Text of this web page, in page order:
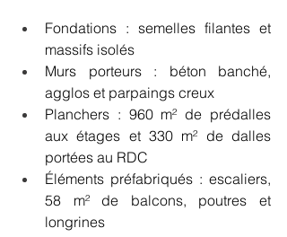
Fondations : semelles filantes et
massifs isolés
Murs porteurs : béton banché,
agglos et parpaings creux
Planchers : 960 m² de prédalles
aux étages et 330 m² de dalles
portées au RDC
Éléments préfabriqués : escaliers,
58 m² de balcons, poutres et
longrines